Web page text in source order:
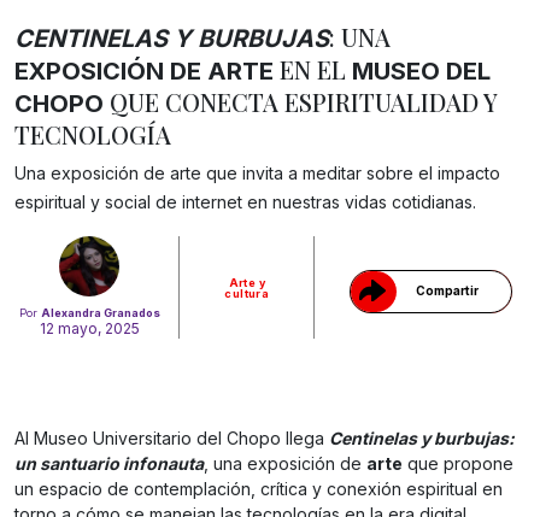
Por Alexandra Granados
12 mayo, 2025
Arte y
cultura
Compartir
Gracias!
CENTINELAS Y BURBUJAS: UNA
EXPOSICIÓN DE ARTE EN EL MUSEO DEL
CHOPO QUE CONECTA ESPIRITUALIDAD Y
TECNOLOGÍA
Una exposición de arte que invita a meditar sobre el impacto
espiritual y social de internet en nuestras vidas cotidianas.
Al Museo Universitario del Chopo llega Centinelas y burbujas:
un santuario infonauta, una exposición de arte que propone
un espacio de contemplación, crítica y conexión espiritual en